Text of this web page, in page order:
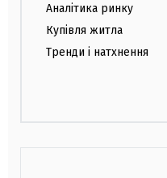
Аналітика ринку
Купівля житла
Тренди і натхнення